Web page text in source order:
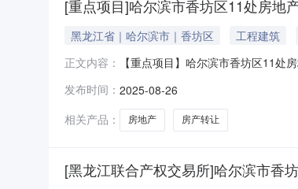
[重点项目]哈尔滨市香坊区11处房地
黑龙江省｜哈尔滨市｜香坊区 工程建筑
正文内容：
【重点项目】哈尔滨市香坊区11处
属变更产生的一切税、费及所需手
现场实际情况为准。（长按识别
发布时间： 2025-08-26
相关产品：
房地产 房产转让
[黑龙江联合产权交易所]哈尔滨市香